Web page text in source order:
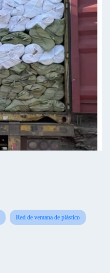
Red de ventana de plástico